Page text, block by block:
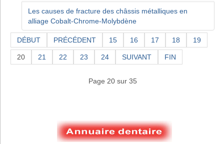
Les causes de fracture des châssis métalliques en
alliage Cobalt-Chrome-Molybdène
DÉBUT PRÉCÉDENT 15 16 17 18 19
20 21 22 23 24 SUIVANT FIN
Page 20 sur 35